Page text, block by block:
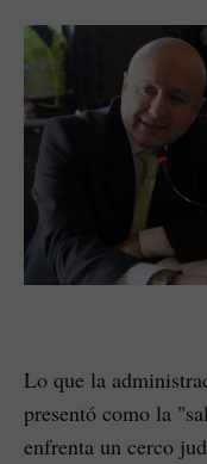
Lo que la
presentó como la
enfrenta un cerco